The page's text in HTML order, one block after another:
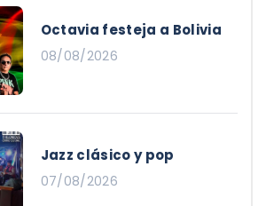
Octavia festeja a Bolivia
08/08/2026
Jazz clásico y pop
07/08/2026